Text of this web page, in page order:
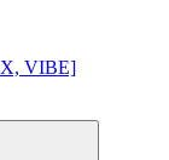
VIBE]